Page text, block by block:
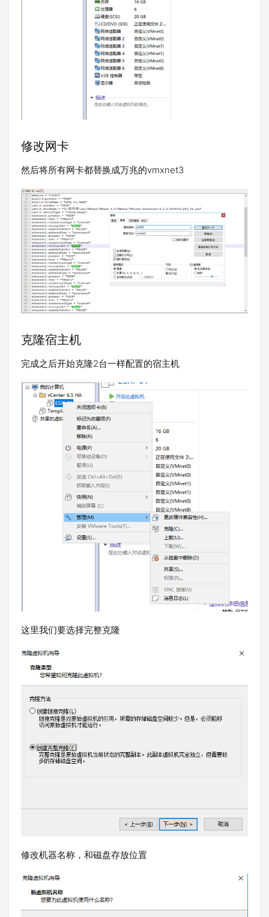
修改网卡
然后将所有网卡都替换成万兆的vmxnet3
克隆宿主机
完成之后开始克隆2台一样配置的宿主机
这里我们要选择完整克隆
修改机器名称，和磁盘存放位置